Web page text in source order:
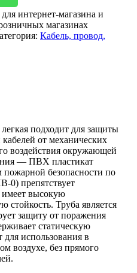
интернет-магазина и
магазинах
Кабель, провод,
подходит для защиты
от механических
воздействия окружающей
— ПВХ пластикат
пожарной безопасности по
0) препятствует
имеет высокую
Труба является
защиту от поражения
статическую
для использования в
воздухе, без прямого